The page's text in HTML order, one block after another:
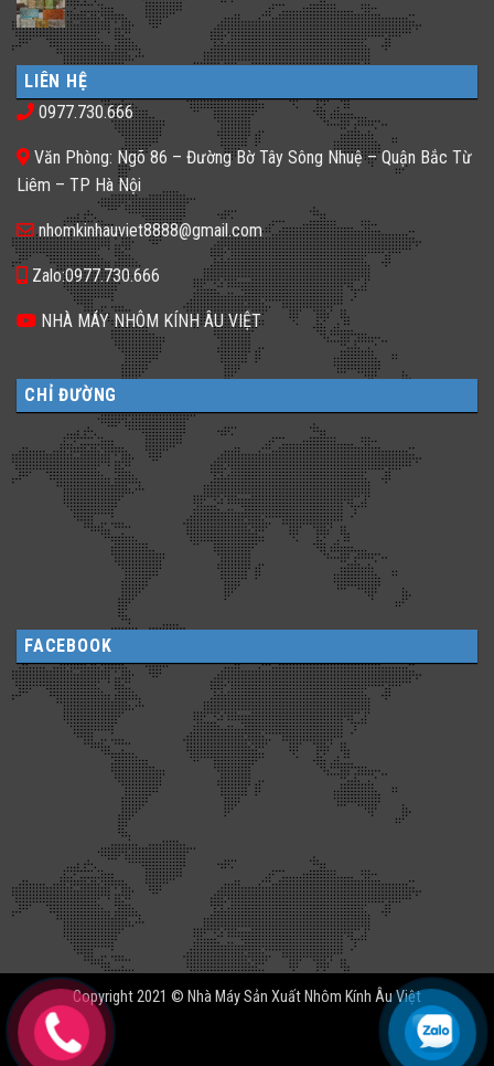
lấy
ánh
sáng
cho
nhà
phố
thiếu
sáng
tối
luận
ở
𝐕𝐢̀
𝐒𝐚𝐨
𝐍𝐡𝐚̀
𝐇𝐚̀𝐧𝐠,
𝐊𝐡𝐚́𝐜𝐡
𝐒𝐚̣𝐧
𝐍𝐞̂𝐧
𝐂𝐡𝐨̣𝐧
𝐆𝐚̣𝐜𝐡
𝐊𝐢́𝐧𝐡
𝐓𝐫𝐨𝐧𝐠
𝐓𝐡𝐢𝐞̂́𝐭
𝐊𝐞̂́?
Không
có
bình
luận
ở
Gạch
kính
màu
đa
dạng
cho
không
gian
sống
LIÊN HỆ
0977.730.666
Văn Phòng: Ngõ 86 – Đường Bờ Tây Sông Nhuệ – Quận Bắc Từ
Liêm – TP Hà Nội
nhomkinhauviet8888@gmail.com
Zalo:0977.730.666
NHÀ MÁY NHÔM KÍNH ÂU VIỆT
CHỈ ĐƯỜNG
FACEBOOK
Copyright 2021 © Nhà Máy Sản Xuất Nhôm Kính Âu Việt